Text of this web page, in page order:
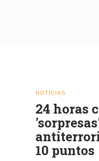
NOTICIAS
24 horas
10 puntos